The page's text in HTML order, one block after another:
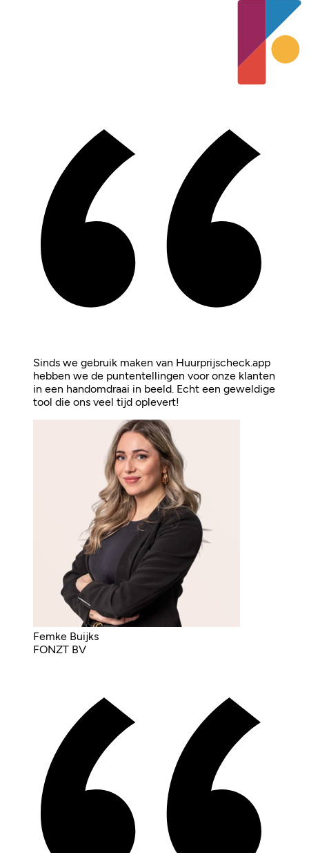
Sinds we gebruik maken van Huurprijscheck.app
hebben we de puntentellingen voor onze klanten
in een handomdraai in beeld. Echt een geweldige
tool die ons veel tijd oplevert!
Femke Buijks
FONZT BV